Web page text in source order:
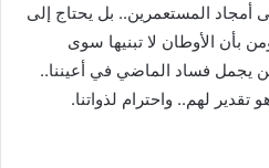
أمجاد المستعمرين.. بل يحتاج إلى
بأن الأوطان لا تبنيها سوى
يجمل فساد الماضي في أعيننا..
تقدير لهم.. واحترام لذواتنا.